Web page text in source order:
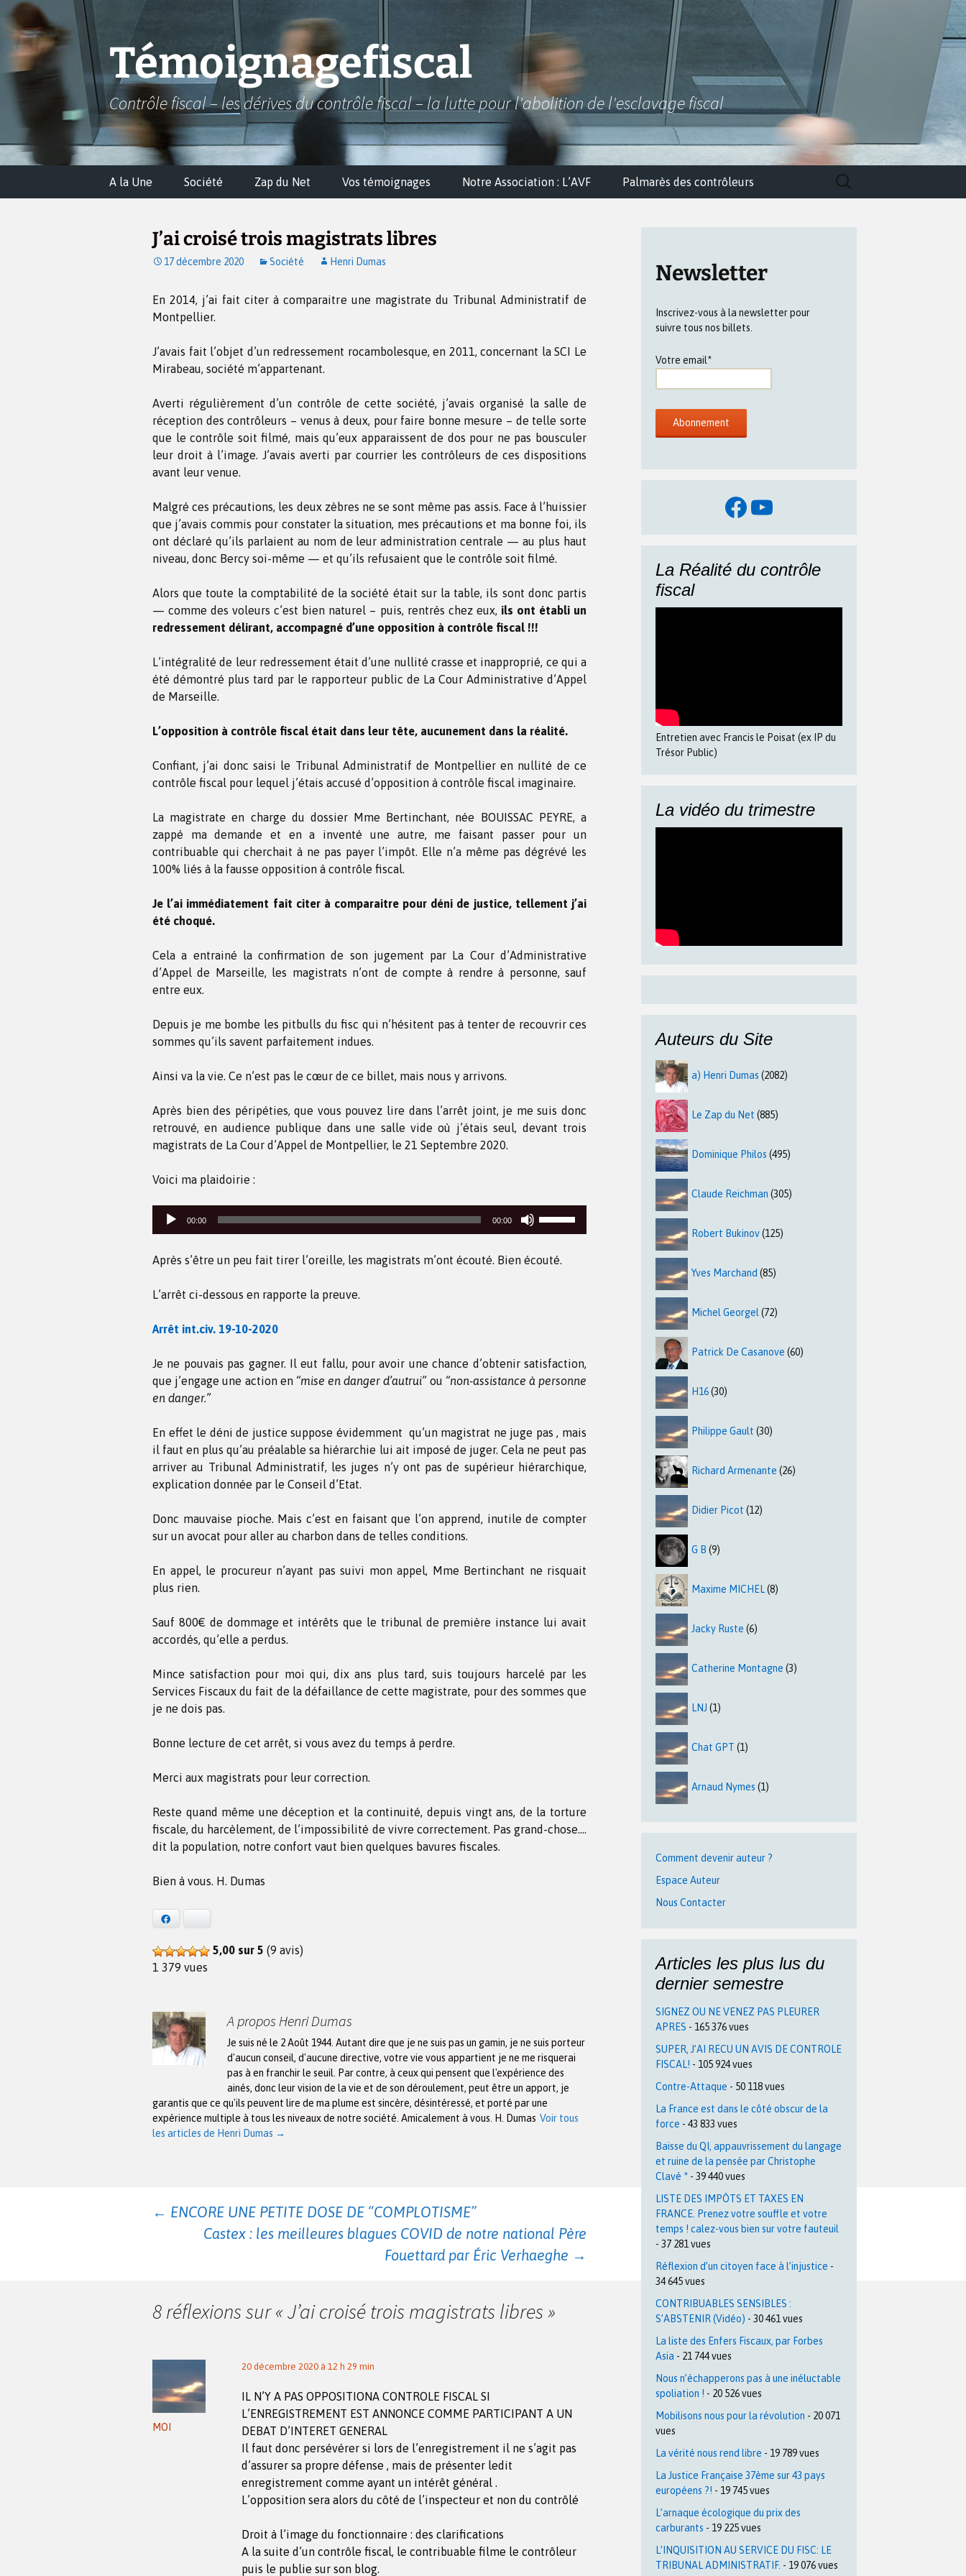
Aller
au
contenu
Témoignagefiscal
Contrôle fiscal – les dérives du contrôle fiscal – la lutte pour l'abolition de l'esclavage fiscal
A la Une Société Zap du Net Vos témoignages Notre Association : L’AVF Palmarès des contrôleurs
Rechercher :
J’ai croisé trois magistrats libres
17 décembre 2020 Société Henri Dumas
En 2014, j’ai fait citer à comparaitre une magistrate du Tribunal Administratif de
Montpellier.
J’avais fait l’objet d’un redressement rocambolesque, en 2011, concernant la SCI Le
Mirabeau, société m’appartenant.
Averti régulièrement d’un contrôle de cette société, j’avais organisé la salle de
réception des contrôleurs – venus à deux, pour faire bonne mesure – de telle sorte
que le contrôle soit filmé, mais qu’eux apparaissent de dos pour ne pas bousculer
leur droit à l’image. J’avais averti par courrier les contrôleurs de ces dispositions
avant leur venue.
Malgré ces précautions, les deux zèbres ne se sont même pas assis. Face à l’huissier
que j’avais commis pour constater la situation, mes précautions et ma bonne foi, ils
ont déclaré qu’ils parlaient au nom de leur administration centrale — au plus haut
niveau, donc Bercy soi-même — et qu’ils refusaient que le contrôle soit filmé.
Alors que toute la comptabilité de la société était sur la table, ils sont donc partis
— comme des voleurs c’est bien naturel – puis, rentrés chez eux, ils ont établi un
redressement délirant, accompagné d’une opposition à contrôle fiscal !!!
L’intégralité de leur redressement était d’une nullité crasse et inapproprié, ce qui a
été démontré plus tard par le rapporteur public de La Cour Administrative d’Appel
de Marseille.
L’opposition à contrôle fiscal était dans leur tête, aucunement dans la réalité.
Confiant, j’ai donc saisi le Tribunal Administratif de Montpellier en nullité de ce
contrôle fiscal pour lequel j’étais accusé d’opposition à contrôle fiscal imaginaire.
La magistrate en charge du dossier Mme Bertinchant, née BOUISSAC PEYRE, a
zappé ma demande et en a inventé une autre, me faisant passer pour un
contribuable qui cherchait à ne pas payer l’impôt. Elle n’a même pas dégrévé les
100% liés à la fausse opposition à contrôle fiscal.
Je l’ai immédiatement fait citer à comparaitre pour déni de justice, tellement j’ai
été choqué.
Cela a entrainé la confirmation de son jugement par La Cour d’Administrative
d’Appel de Marseille, les magistrats n’ont de compte à rendre à personne, sauf
entre eux.
Depuis je me bombe les pitbulls du fisc qui n’hésitent pas à tenter de recouvrir ces
sommes qu’ils savent parfaitement indues.
Ainsi va la vie. Ce n’est pas le cœur de ce billet, mais nous y arrivons.
Après bien des péripéties, que vous pouvez lire dans l’arrêt joint, je me suis donc
retrouvé, en audience publique dans une salle vide où j’étais seul, devant trois
magistrats de La Cour d’Appel de Montpellier, le 21 Septembre 2020.
Voici ma plaidoirie :
Lecteur
00:00 00:00
haut/bas
volume.
Après s’être un peu fait tirer l’oreille, les magistrats m’ont écouté. Bien écouté.
L’arrêt ci-dessous en rapporte la preuve.
Arrêt int.civ. 19-10-2020
Je ne pouvais pas gagner. Il eut fallu, pour avoir une chance d’obtenir satisfaction,
que j’engage une action en “mise en danger d’autrui”ou “non-assistance à personne
en danger.”
En effet le déni de justice suppose évidemment qu’un magistrat ne juge pas , mais
il faut en plus qu’au préalable sa hiérarchie lui ait imposé de juger. Cela ne peut pas
arriver au Tribunal Administratif, les juges n’y ont pas de supérieur hiérarchique,
explication donnée par le Conseil d’Etat.
Donc mauvaise pioche. Mais c’est en faisant que l’on apprend, inutile de compter
sur un avocat pour aller au charbon dans de telles conditions.
En appel, le procureur n’ayant pas suivi mon appel, Mme Bertinchant ne risquait
plus rien.
Sauf 800€ de dommage et intérêts que le tribunal de première instance lui avait
accordés, qu’elle a perdus.
Mince satisfaction pour moi qui, dix ans plus tard, suis toujours harcelé par les
Services Fiscaux du fait de la défaillance de cette magistrate, pour des sommes que
je ne dois pas.
Bonne lecture de cet arrêt, si vous avez du temps à perdre.
Merci aux magistrats pour leur correction.
Reste quand même une déception et la continuité, depuis vingt ans, de la torture
fiscale, du harcèlement, de l’impossibilité de vivre correctement. Pas grand-chose….
dit la population, notre confort vaut bien quelques bavures fiscales.
Bien à vous. H. Dumas
5,00 sur 5 (9 avis)
1 379 vues
A propos Henri Dumas
Je suis né le 2 Août 1944. Autant dire que je ne suis pas un gamin, je ne suis porteur
d'aucun conseil, d'aucune directive, votre vie vous appartient je ne me risquerai
pas à en franchir le seuil. Par contre, à ceux qui pensent que l'expérience des
ainés, donc leur vision de la vie et de son déroulement, peut être un apport, je
garantis que ce qu'ils peuvent lire de ma plume est sincère, désintéressé, et porté par une
expérience multiple à tous les niveaux de notre société. Amicalement à vous. H. Dumas Voir tous
les articles de Henri Dumas →
Navigation
← ENCORE UNE PETITE DOSE DE “COMPLOTISME”
Castex : les meilleures blagues COVID de notre national Père
Fouettard par Éric Verhaeghe →
8 réflexions sur «J’ai croisé trois magistrats libres»
MOI
20 décembre 2020 à 12 h 29 min
IL N’Y A PAS OPPOSITIONA CONTROLE FISCAL SI
L’ENREGISTREMENT EST ANNONCE COMME PARTICIPANT A UN
DEBAT D’INTERET GENERAL
Il faut donc persévérer si lors de l’enregistrement il ne s’agit pas
d’assurer sa propre défense , mais de présenter ledit
enregistrement comme ayant un intérêt général .
L’opposition sera alors du côté de l’inspecteur et non du contrôlé
Droit à l’image du fonctionnaire : des clarifications
A la suite d’un contrôle fiscal, le contribuable filme le contrôleur
puis le publie sur son blog.
Newsletter
Inscrivez-vous à la newsletter pour
suivre tous nos billets.
Votre email*
Facebook
YouTube
La Réalité du contrôle
fiscal
Entretien avec Francis le Poisat (ex IP du
Trésor Public)
La vidéo du trimestre
Auteurs du Site
a) Henri Dumas (2082)
Le Zap du Net (885)
Dominique Philos (495)
Claude Reichman (305)
Robert Bukinov(125)
Yves Marchand (85)
Michel Georgel (72)
Patrick De Casanove (60)
H16(30)
Philippe Gault (30)
Richard Armenante (26)
Didier Picot (12)
G B (9)
Maxime MICHEL(8)
Jacky Ruste (6)
Catherine Montagne (3)
LNJ (1)
Chat GPT (1)
Arnaud Nymes (1)
Comment devenir auteur ?
Espace Auteur
Nous Contacter
Articles les plus lus du
dernier semestre
SIGNEZ OU NE VENEZ PAS PLEURER
APRES - 165 376 vues
SUPER, J’AI RECU UN AVIS DE CONTROLE
FISCAL! - 105 924 vues
Contre-Attaque - 50 118 vues
La France est dans le côté obscur de la
force - 43 833 vues
Baisse du QI, appauvrissement du langage
et ruine de la pensée par Christophe
Clavé * - 39 440 vues
LISTE DES IMPÔTS ET TAXES EN
FRANCE. Prenez votre souffle et votre
temps ! calez-vous bien sur votre fauteuil
- 37 281 vues
Réflexion d’un citoyen face à l’injustice -
34 645 vues
CONTRIBUABLES SENSIBLES :
S’ABSTENIR (Vidéo) - 30 461 vues
La liste des Enfers Fiscaux, par Forbes
Asia - 21 744 vues
Nous n’échapperons pas à une inéluctable
spoliation ! - 20 526 vues
Mobilisons nous pour la révolution - 20 071
vues
La vérité nous rend libre - 19 789 vues
La Justice Française 37ème sur 43 pays
européens ?! - 19 745 vues
L’arnaque écologique du prix des
carburants - 19 225 vues
L’INQUISITION AU SERVICE DU FISC: LE
TRIBUNAL ADMINISTRATIF. - 19 076 vues